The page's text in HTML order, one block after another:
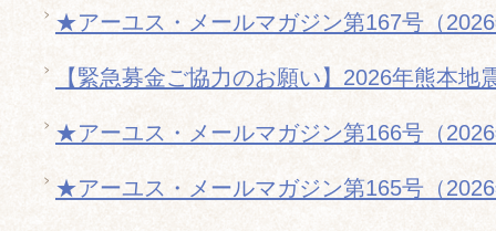
★アーユス・メールマガジン第167号（
【緊急募金ご協力のお願い】2026年熊本地
★アーユス・メールマガジン第166号（
★アーユス・メールマガジン第165号（